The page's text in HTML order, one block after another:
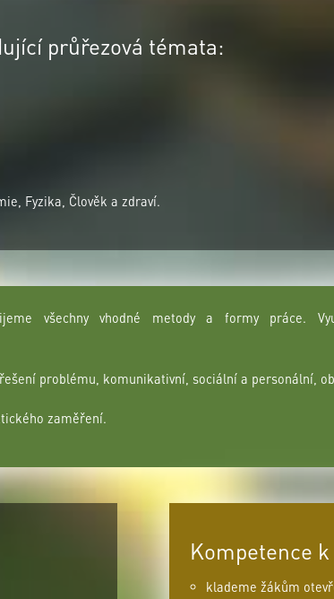
průřezová témata:
Fyzika, Člověk a zdraví.
všechny vhodné metody a formy práce.
problému, komunikativní, sociální a personální,
zaměření.
Kompetence
klademe žákům